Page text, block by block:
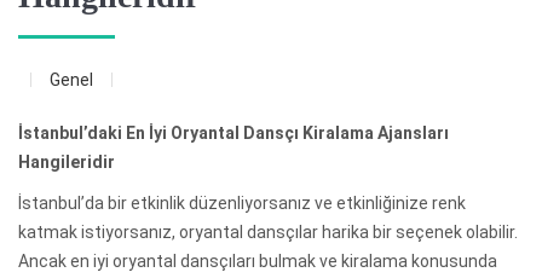
Genel
İstanbul’daki En İyi Oryantal Dansçı Kiralama Ajansları
Hangileridir
İstanbul’da bir etkinlik düzenliyorsanız ve etkinliğinize renk
katmak istiyorsanız, oryantal dansçılar harika bir seçenek olabilir.
Ancak en iyi oryantal dansçıları bulmak ve kiralama konusunda